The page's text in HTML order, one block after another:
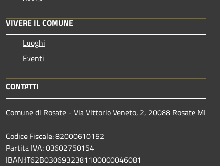
VIVERE IL COMUNE
Luoghi
Eventi
CONTATTI
Comune di Rosate - Via Vittorio Veneto, 2, 20088 Rosate MI
Codice Fiscale: 82000610152
Partita IVA: 03602750154
IBAN:IT62B0306932381100000046081